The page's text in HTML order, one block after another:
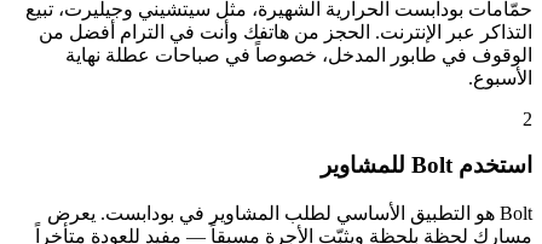
حمّامات بودابست الحرارية الشهيرة، مثل سيتشيني وجيليرت، تبيع
التذاكر عبر الإنترنت. الحجز من هاتفك وأنت في الترام أفضل من
الوقوف في طابور المدخل، خصوصاً في صباحات عطلة نهاية
الأسبوع.
2
استخدم Bolt للمشاوير
Bolt هو التطبيق الأساسي لطلب المشاوير في بودابست. يعرض
مسارك لحظة بلحظة ويثبّت الأجرة مسبقاً — مفيد للعودة متأخراً